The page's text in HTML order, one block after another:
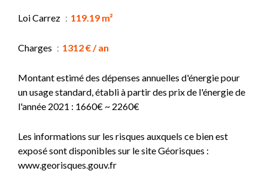
Loi Carrez 119.19 m²
Charges 1312 € / an
Montant estimé des dépenses annuelles d'énergie pour
un usage standard, établi à partir des prix de l'énergie de
l'année 2021 : 1660€ ~ 2260€
Les informations sur les risques auxquels ce bien est
exposé sont disponibles sur le site Géorisques :
www.georisques.gouv.fr